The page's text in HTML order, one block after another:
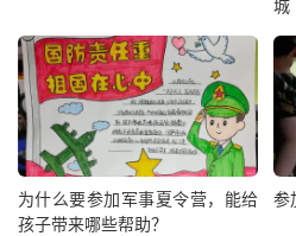
城
为什么要参加军事夏令营，能给
孩子带来哪些帮助？
参